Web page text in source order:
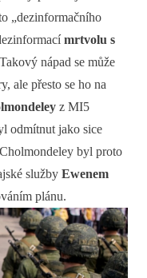
„dezinformačního
mrtvolu s
Takový nápad se může
ale přesto se ho na
z MI5
odmítnut jako sice
byl proto
služby Ewenem
plánu.